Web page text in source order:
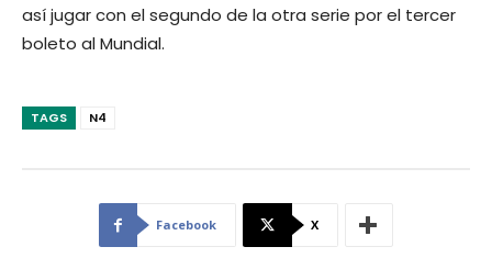
así jugar con el segundo de la otra serie por el tercer
boleto al Mundial.
TAGS N4
Facebook X